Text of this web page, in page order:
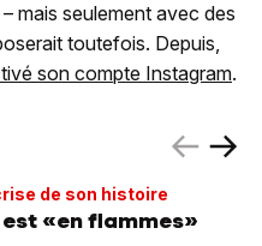
mais seulement avec des
toutefois. Depuis,
son compte Instagram.
de son histoire
«en flammes»